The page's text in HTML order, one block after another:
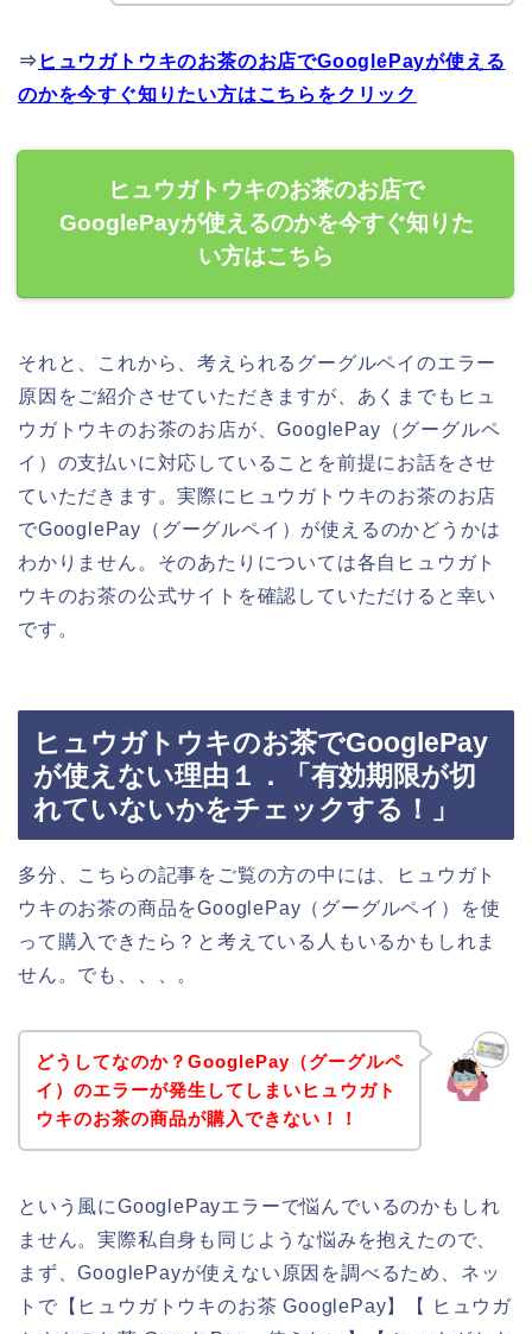
⇒ ヒュウガトウキのお茶のお店でGooglePayが使える
のかを今すぐ知りたい方はこちらをクリック
ヒュウガトウキのお茶のお店で
GooglePayが使えるのかを今すぐ知りた
い方はこちら
それと、これから、考えられるグーグルペイのエラー
原因をご紹介させていただきますが、あくまでもヒュ
ウガトウキのお茶のお店が、GooglePay（グーグルペ
イ）の支払いに対応していることを前提にお話をさせ
ていただきます。実際にヒュウガトウキのお茶のお店
でGooglePay（グーグルペイ）が使えるのかどうかは
わかりません。そのあたりについては各自ヒュウガト
ウキのお茶の公式サイトを確認していただけると幸い
です。
ヒュウガトウキのお茶でGooglePay
が使えない理由１．「有効期限が切
れていないかをチェックする！」
多分、こちらの記事をご覧の方の中には、ヒュウガト
ウキのお茶の商品をGooglePay（グーグルペイ）を使
って購入できたら？と考えている人もいるかもしれま
せん。でも、、、。
どうしてなのか？GooglePay（グーグルペ
イ）のエラーが発生してしまいヒュウガト
ウキのお茶の商品が購入できない！！
という風にGooglePayエラーで悩んでいるのかもしれ
ません。実際私自身も同じような悩みを抱えたので、
まず、GooglePayが使えない原因を調べるため、ネッ
トで【ヒュウガトウキのお茶 GooglePay】【 ヒュウガ